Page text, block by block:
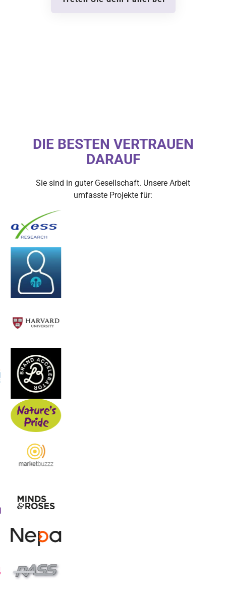
DIE BESTEN VERTRAUEN
DARAUF
Sie sind in guter Gesellschaft. Unsere Arbeit
umfasste Projekte für: